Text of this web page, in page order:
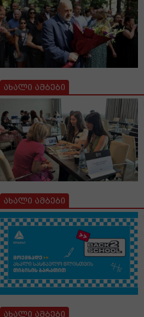
ახალი ამბები
ახალი ამბები
ახალი ამბები